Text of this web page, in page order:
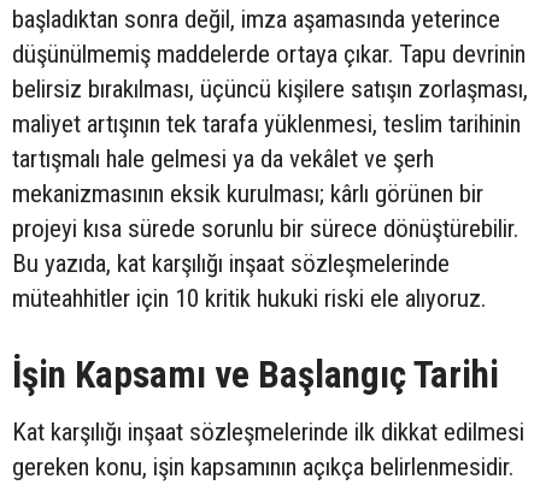
başladıktan sonra değil, imza aşamasında yeterince
düşünülmemiş maddelerde ortaya çıkar. Tapu devrinin
belirsiz bırakılması, üçüncü kişilere satışın zorlaşması,
maliyet artışının tek tarafa yüklenmesi, teslim tarihinin
tartışmalı hale gelmesi ya da vekâlet ve şerh
mekanizmasının eksik kurulması; kârlı görünen bir
projeyi kısa sürede sorunlu bir sürece dönüştürebilir.
Bu yazıda, kat karşılığı inşaat sözleşmelerinde
müteahhitler için 10 kritik hukuki riski ele alıyoruz.
İşin Kapsamı ve Başlangıç Tarihi
Kat karşılığı inşaat sözleşmelerinde ilk dikkat edilmesi
gereken konu, işin kapsamının açıkça belirlenmesidir.